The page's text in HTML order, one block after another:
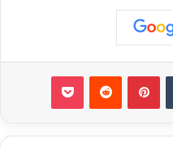
بينتيريست